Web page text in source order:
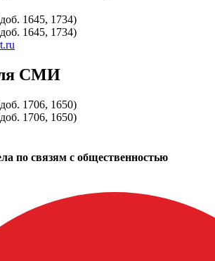
1645, 1734)
1645, 1734)
СМИ
1706, 1650)
1706, 1650)
по связям с общественностью